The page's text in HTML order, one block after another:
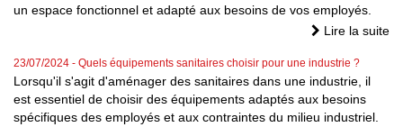
un espace fonctionnel et adapté aux besoins de vos employés.
Lire la suite
23/07/2024 - Quels équipements sanitaires choisir pour une industrie ?
Lorsqu'il s'agit d'aménager des sanitaires dans une industrie, il
est essentiel de choisir des équipements adaptés aux besoins
spécifiques des employés et aux contraintes du milieu industriel.